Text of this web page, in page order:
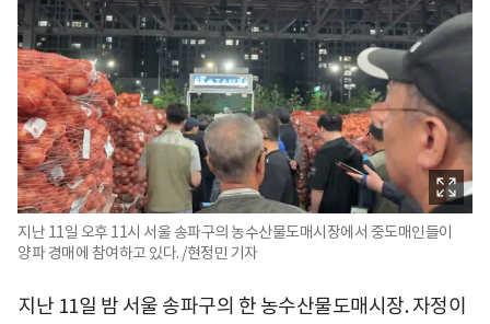
지난 11일 오후 11시 서울 송파구의 농수산물도매시장에서 중도매인들이
양파 경매에 참여하고 있다. /현정민 기자
지난 11일 밤 서울 송파구의 한 농수산물도매시장. 자정이